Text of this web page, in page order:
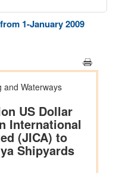
1-January 2009